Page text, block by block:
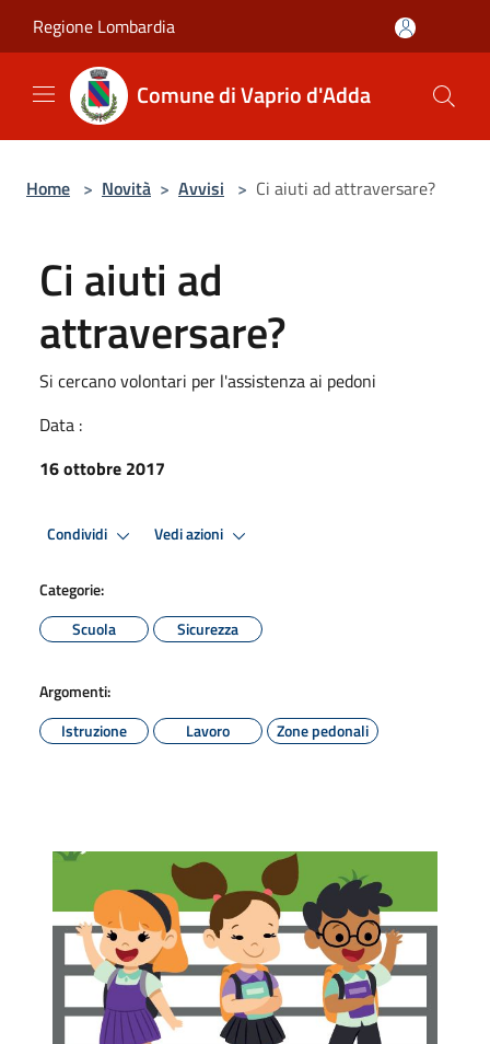
Regione Lombardia
Comune di Vaprio d'Adda
Home > Novità > Avvisi > Ci aiuti ad attraversare?
Ci aiuti ad
attraversare?
Si cercano volontari per l'assistenza ai pedoni
Data :
16 ottobre 2017
Condividi Vedi azioni
Categorie:
Scuola
Sicurezza
Argomenti:
Istruzione
Lavoro Zone pedonali